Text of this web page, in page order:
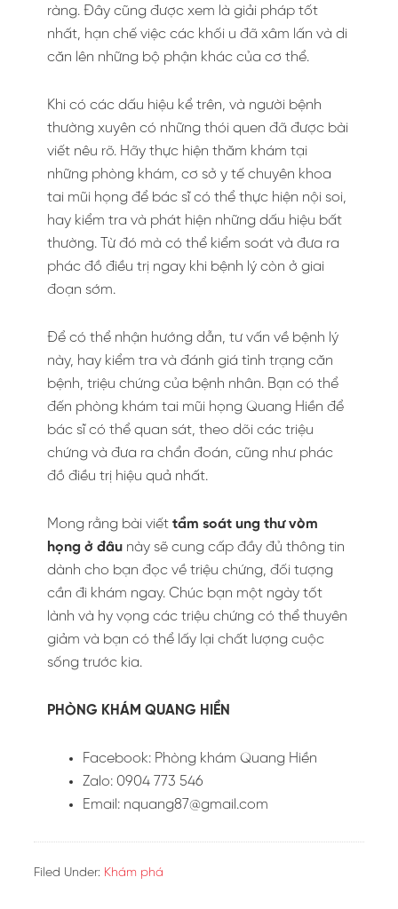
ràng. Đây cũng được xem là giải pháp tốt
nhất, hạn chế việc các khối u đã xâm lấn và di
căn lên những bộ phận khác của cơ thể.
Khi có các dấu hiệu kể trên, và người bệnh
thường xuyên có những thói quen đã được bài
viết nêu rõ. Hãy thực hiện thăm khám tại
những phòng khám, cơ sở y tế chuyên khoa
tai mũi họng để bác sĩ có thể thực hiện nội soi,
hay kiểm tra và phát hiện những dấu hiệu bất
thường. Từ đó mà có thể kiểm soát và đưa ra
phác đồ điều trị ngay khi bệnh lý còn ở giai
đoạn sớm.
Để có thể nhận hướng dẫn, tư vấn về bệnh lý
này, hay kiểm tra và đánh giá tình trạng căn
bệnh, triệu chứng của bệnh nhân. Bạn có thể
đến phòng khám tai mũi họng Quang Hiền để
bác sĩ có thể quan sát, theo dõi các triệu
chứng và đưa ra chẩn đoán, cũng như phác
đồ điều trị hiệu quả nhất.
Mong rằng bài viết tầm soát ung thư vòm
họng ở đâu này sẽ cung cấp đầy đủ thông tin
dành cho bạn đọc về triệu chứng, đối tượng
cần đi khám ngay. Chúc bạn một ngày tốt
lành và hy vọng các triệu chứng có thể thuyên
giảm và bạn có thể lấy lại chất lượng cuộc
sống trước kia.
PHÒNG KHÁM QUANG HIỀN
Facebook: Phòng khám Quang Hiền
Zalo: 0904 773 546
Email: nquang87@gmail.com
Filed Under: Khám phá